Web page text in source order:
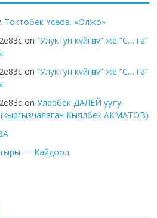
Токтобек Үсөнов. «Олжо»
on“Улуктун күйгөнү” же “С… га”
on“Улуктун күйгөнү” же “С… га”
onУларбек ДАЛЕЙ уулу.
Кыялбек АКМАТОВ)
— Кайдоол